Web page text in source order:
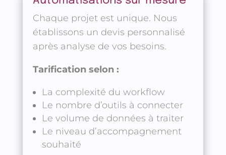
Chaque projet est unique. Nous
établissons un devis personnalisé
après analyse de vos besoins.
Tarification selon :
La complexité du workflow
Le nombre d’outils à connecter
Le volume de données à traiter
Le niveau d’accompagnement
souhaité